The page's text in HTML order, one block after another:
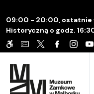
09:00 - 20:00, ostatnie
Historyczną o godz.